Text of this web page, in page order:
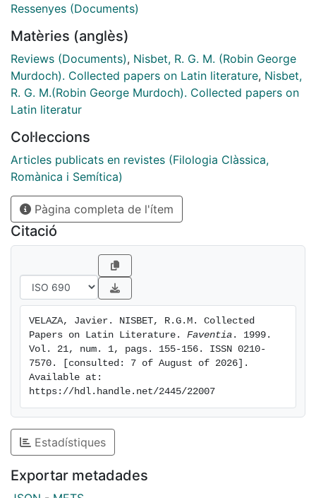
cuando no el único, a trabajos publicados
antigüedad o su reducida distribución; así
ocurre, por poner sólo ejemplos muy conocidos,
en los Kleine Schriften de Mommsen
o Haupt o los Classical Papers de Housman.
En todo caso, y aun cuando el autor en cuestión
hallarse sin demasiados problemas en las
revistas de mayor difusión en el mundo filológico,
este tipo de volúmenes continúa
teniendo una utilidad fundamental: muestra
la evolución científica del filólogo e invita
a una reflexión siempre higiénica en torno
a los métodos y los límites de nuestra disciplina...
Ressenyes (Documents)
Matèries (anglès)
Reviews (Documents), Nisbet, R. G. M. (Robin George
Murdoch). Collected papers on Latin literature, Nisbet,
R. G. M.(Robin George Murdoch). Collected papers on
Latin literatur
Col·leccions
Articles publicats en revistes (Filologia Clàssica,
Romànica i Semítica)
Pàgina completa de l'ítem
Citació
VELAZA, Javier. NISBET, R.G.M. Collected
Papers on Latin Literature. Faventia . 1999.
Vol. 21, num. 1, pags. 155-156. ISSN 0210-
7570. [consulted: 7 of August of 2026].
Available at:
https://hdl.handle.net/2445/22007
Estadístiques
Exportar metadades